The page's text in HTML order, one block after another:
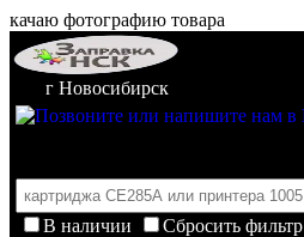
качаю фотографию товара
г Новосибирск
В наличии
Сбросить фильтр